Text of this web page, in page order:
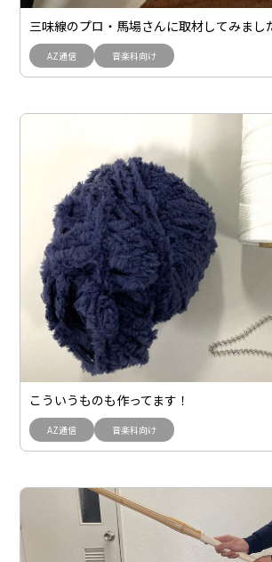
三味線のプロ・馬場さんに取材してみまし
AZ通信 音楽科向け
こういうものも作ってます！
AZ通信 音楽科向け